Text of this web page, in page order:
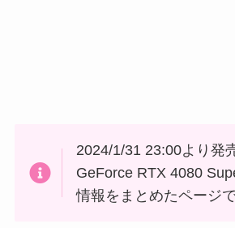
2024/1/31 23:00より発
GeForce RTX 4080
情報をまとめたページで